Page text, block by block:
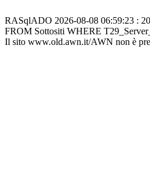
RASqlADO 2026-08-08 06:59:23 :
FROM Sottositi WHERE
Il sito www.old.awn.it/AWN non è